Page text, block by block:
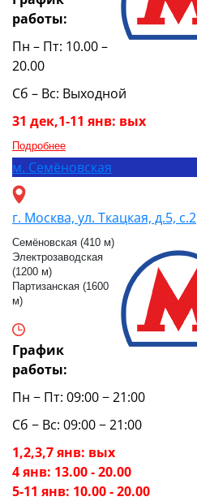
работы:
Пн – Пт: 10.00 –
20.00
Сб – Вс: Выходной
31 дек,1-11 янв: вых
Подробнее
м. Семёновская
г. Москва, ул. Ткацкая, д.5, с.2
Семёновская (410 м)
Электрозаводская
(1200 м)
Партизанская (1600
м)
График
работы:
Пн − Пт: 09:00 − 21:00
Сб − Вс: 09:00 − 21:00
1,2,3,7 янв: вых
4 янв: 13.00 - 20.00
5-11 янв: 10.00 - 20.00